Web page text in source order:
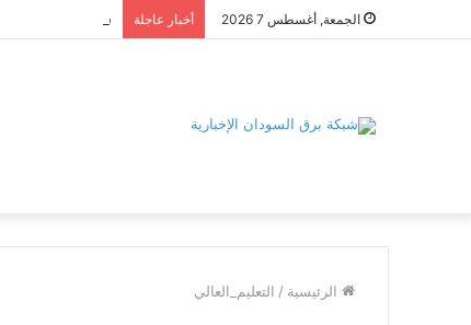
الجمعة, أغسطس 7 2026 أخبار عاجلة
الرئيسية / التعليم_العالي